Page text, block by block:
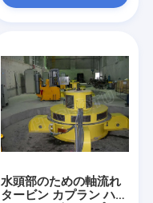
水頭部のための軸流れ
タービン カプラン ハイ